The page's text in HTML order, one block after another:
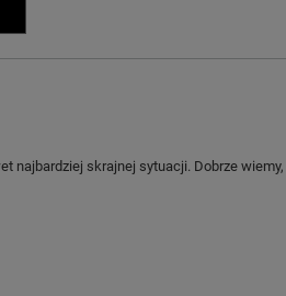
najbardziej skrajnej sytuacji. Dobrze